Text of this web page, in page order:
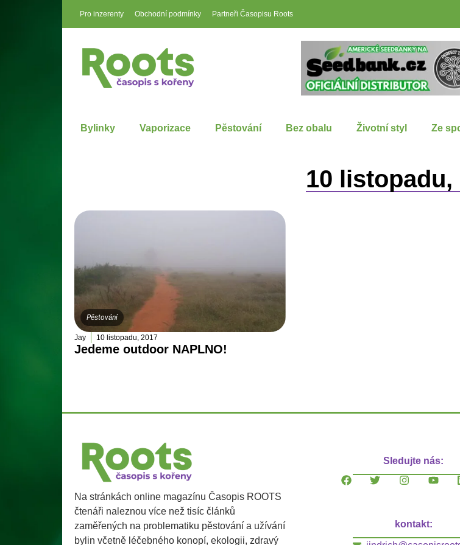
Pro inzerenty Obchodní podmínky Partneři Časopisu Roots
Bylinky Vaporizace Pěstování Bez obalu Životní styl Ze
10 listopadu,
Pěstování
Jay 10 listopadu, 2017
Jedeme outdoor NAPLNO!
Na stránkách online magazínu Časopis ROOTS
čtenáři naleznou více než tisíc článků
zaměřených na problematiku pěstování a užívání
bylin včetně léčebného konopí, ekologii, zdravý
Sledujte nás:
kontakt: